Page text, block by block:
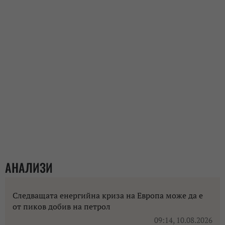
АНАЛИЗИ
Следващата енергийна криза на Европа може да е
от пиков добив на петрол
09:14, 10.08.2026